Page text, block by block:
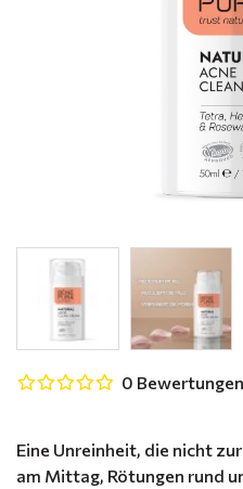
Eine Unreinheit, die nicht
am Mittag, Rötungen rund
0 Bewertungen